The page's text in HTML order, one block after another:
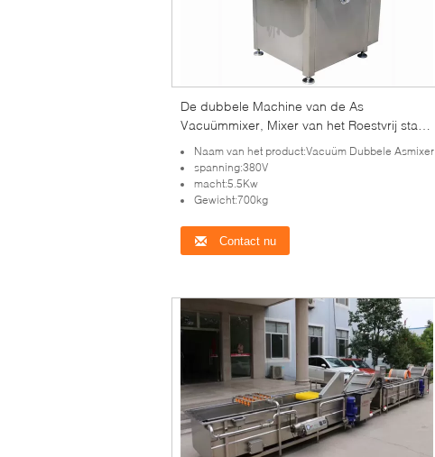
De dubbele Machine van de As
Vacuümmixer, Mixer van het Roestvrij staal
de Industriële Voedsel
Naam van het product:Vacuüm Dubbele Asmixer
spanning:380V
macht:5.5Kw
Gewicht:700kg
Contact nu